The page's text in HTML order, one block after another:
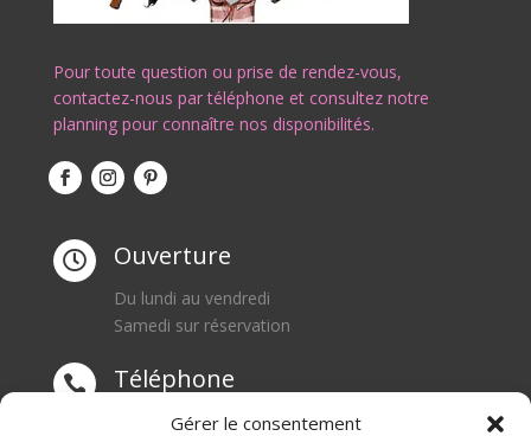
Gérer le consentement
Pour toute question ou prise de rendez-vous,
contactez-nous par téléphone et consultez notre
planning pour connaître nos disponibilités.
 Ouverture
Du lundi au vendredi
Samedi sur réservation
 Téléphone
0668550471